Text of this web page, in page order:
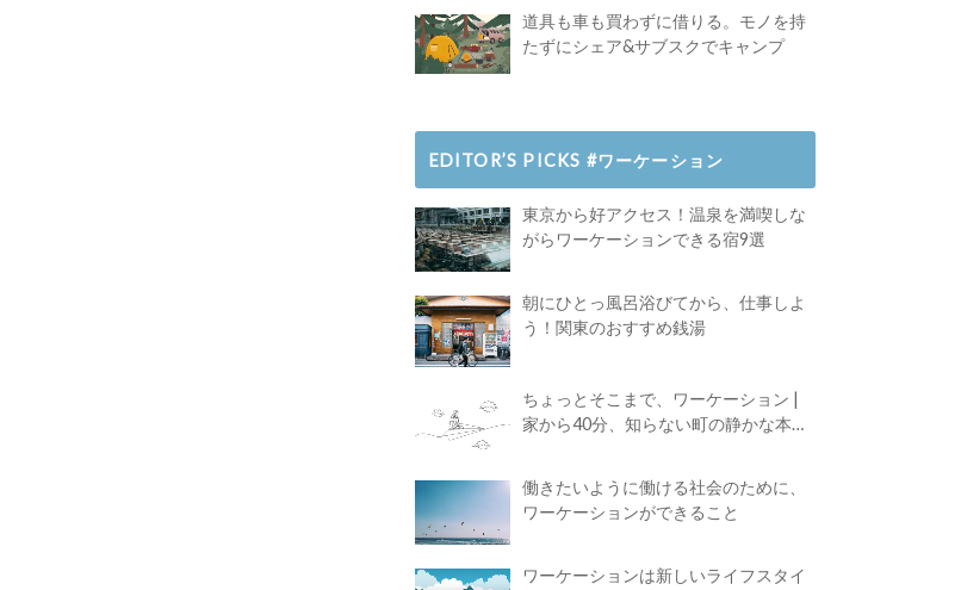
道具も車も買わずに借りる。モノを持
たずにシェア&サブスクでキャンプ
EDITOR’S PICKS #ワーケーション
東京から好アクセス！温泉を満喫しな
がらワーケーションできる宿9選
朝にひとっ風呂浴びてから、仕事しよ
う！関東のおすすめ銭湯
ちょっとそこまで、ワーケーション |
家から40分、知らない町の静かな本屋
働きたいように働ける社会のために、
ワーケーションができること
ワーケーションは新しいライフスタイ